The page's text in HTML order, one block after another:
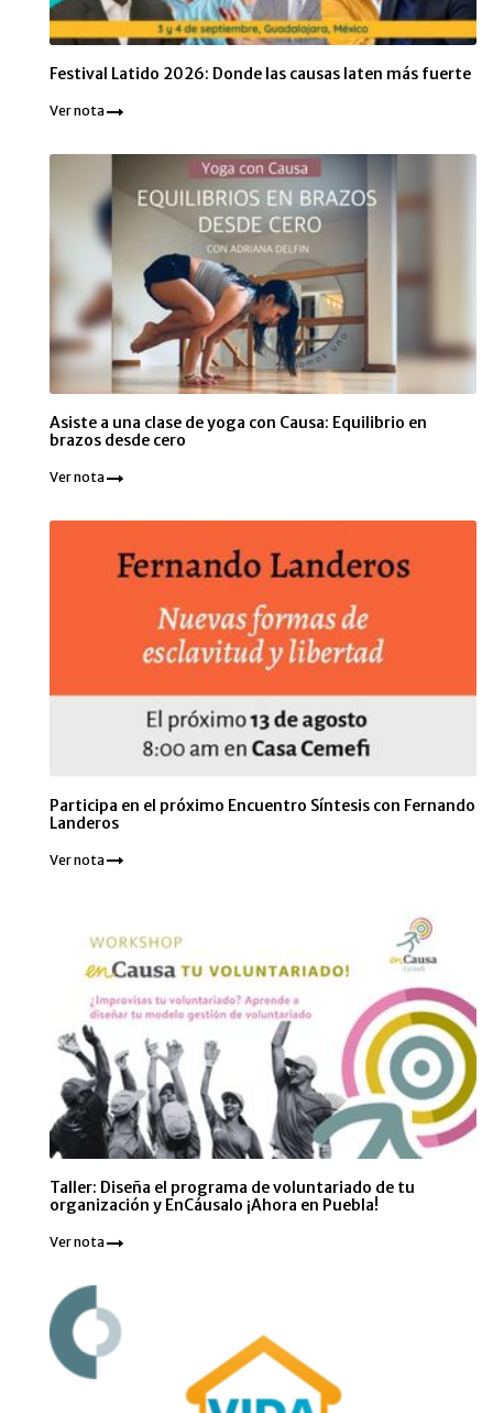
Festival Latido 2026: Donde las causas laten más fuerte
Ver nota
Asiste a una clase de yoga con Causa: Equilibrio en
brazos desde cero
Ver nota
Participa en el próximo Encuentro Síntesis con Fernando
Landeros
Ver nota
Taller: Diseña el programa de voluntariado de tu
organización y EnCáusalo ¡Ahora en Puebla!
Ver nota